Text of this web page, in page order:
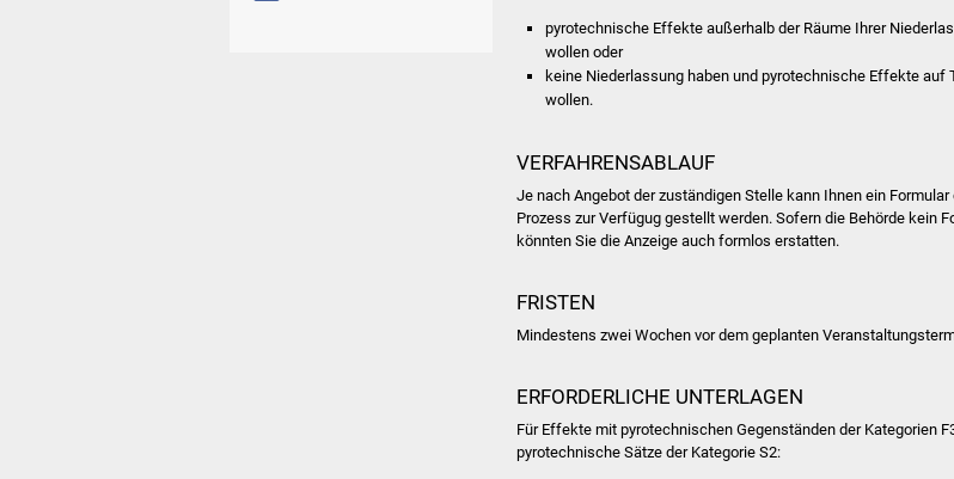
pyrotechnische Effekte außerhalb der Räume Ihrer
wollen oder
keine Niederlassung haben und pyrotechnische Effekte auf
wollen.
VERFAHRENSABLAUF
Je nach Angebot der zuständigen Stelle kann Ihnen ein Formular
Prozess zur Verfügug gestellt werden. Sofern die Behörde kein
könnten Sie die Anzeige auch formlos erstatten.
FRISTEN
Mindestens zwei Wochen vor dem geplanten
ERFORDERLICHE UNTERLAGEN
Für Effekte mit pyrotechnischen Gegenständen der Kategorien
pyrotechnische Sätze der Kategorie S2: